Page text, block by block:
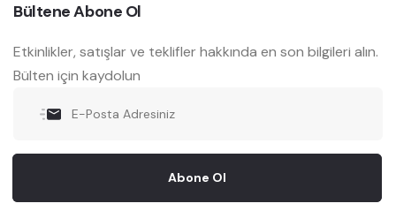
Bültene Abone Ol
Etkinlikler, satışlar ve teklifler hakkında en son bilgileri alın.
Bülten için kaydolun
Abone Ol